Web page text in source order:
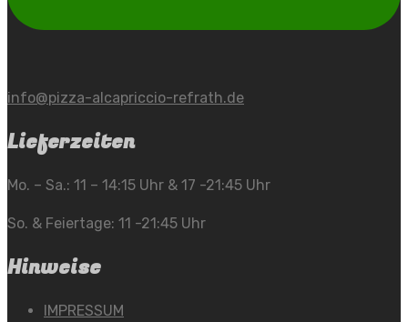
info@pizza-alcapriccio-refrath.de
Lieferzeiten
Mo. – Sa.: 11 – 14:15 Uhr & 17 -21:45 Uhr
So. & Feiertage: 11 -21:45 Uhr
Hinweise
IMPRESSUM